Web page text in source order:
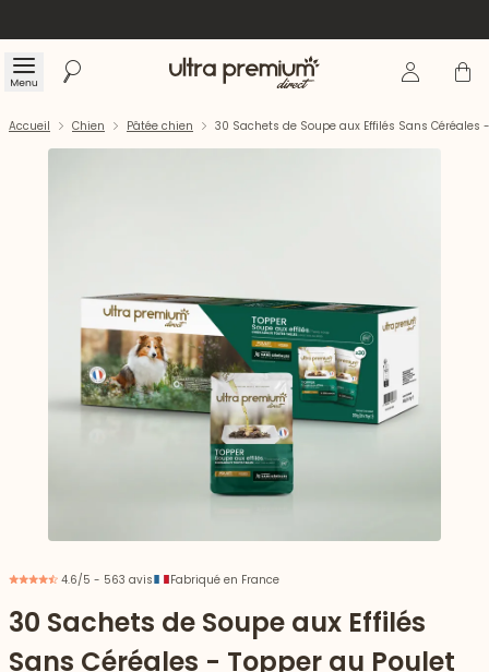
Menu Rechercher Accueil Se Panier
Accueil Chien Pâtée chien 30 Sachets de Soupe aux Effilés Sans Céréales
4.6/5 - 563 avis Fabriqué en France
30 Sachets de Soupe aux Effilés
Sans Céréales - Topper au Poulet